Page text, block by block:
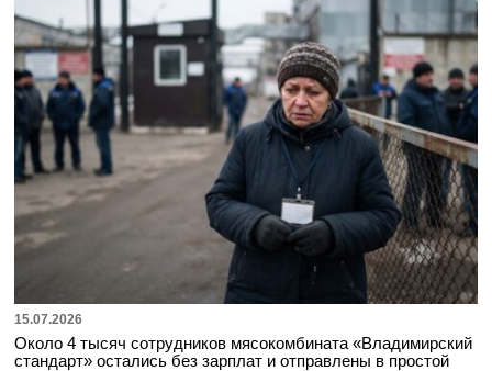
15.07.2026
Около 4 тысяч сотрудников мясокомбината «Владимирский
стандарт» остались без зарплат и отправлены в простой